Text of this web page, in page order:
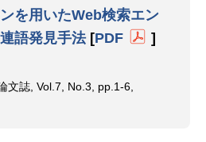
を用いたWeb検索エン
語発見手法[PDF ]
文誌, Vol.7, No.3, pp.1-6,